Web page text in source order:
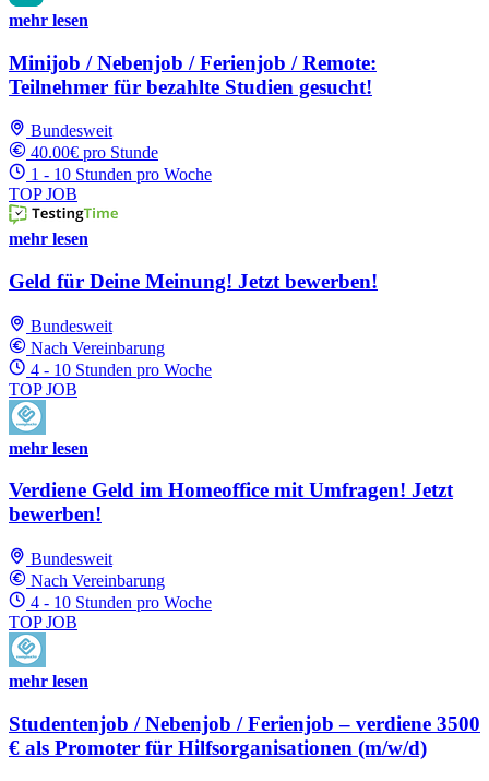
mehr lesen
Minijob / Nebenjob / Ferienjob / Remote:
Teilnehmer für bezahlte Studien gesucht!
Bundesweit
40.00€ pro Stunde
1 - 10 Stunden pro Woche
TOP JOB
mehr lesen
Geld für Deine Meinung! Jetzt bewerben!
Bundesweit
Nach Vereinbarung
4 - 10 Stunden pro Woche
TOP JOB
mehr lesen
Verdiene Geld im Homeoffice mit Umfragen! Jetzt
bewerben!
Bundesweit
Nach Vereinbarung
4 - 10 Stunden pro Woche
TOP JOB
mehr lesen
Studentenjob / Nebenjob / Ferienjob – verdiene 3500
€ als Promoter für Hilfsorganisationen (m/w/d)